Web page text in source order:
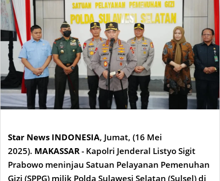
Star News INDONESIA, Jumat, (16 Mei
2025). MAKASSAR- Kapolri Jenderal Listyo Sigit
Prabowo meninjau Satuan Pelayanan Pemenuhan
Gizi (SPPG) milik Polda Sulawesi Selatan (Sulsel) di